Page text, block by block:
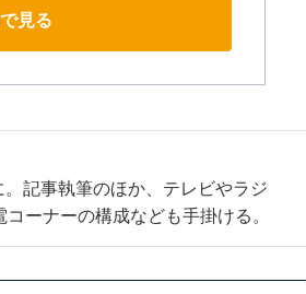
見る
記事執筆のほか、テレビやラジ
ーナーの構成なども手掛ける。